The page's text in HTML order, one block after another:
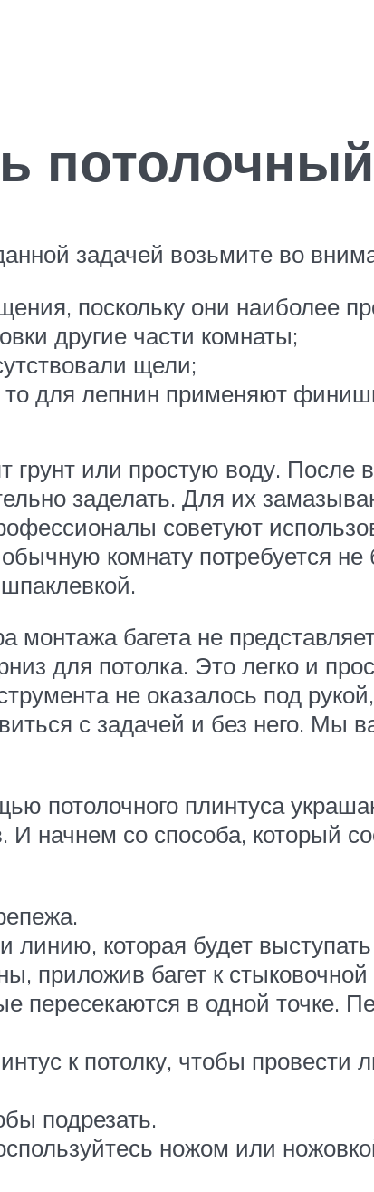
задачей возьмите во
поскольку они наиболее
другие части комнаты;
щели;
то для лепнин применяют
грунт или простую воду.
заделать. Для их
советуют
комнату потребуется
монтажа багета не
для потолка. Это легко и
не оказалось под
с задачей и без него. Мы
потолочного плинтуса
И начнем со способа, который
линию, которая будет
приложив багет к стыковочной
пересекаются в одной точке.
к потолку, чтобы провести
подрезать.
ножом или